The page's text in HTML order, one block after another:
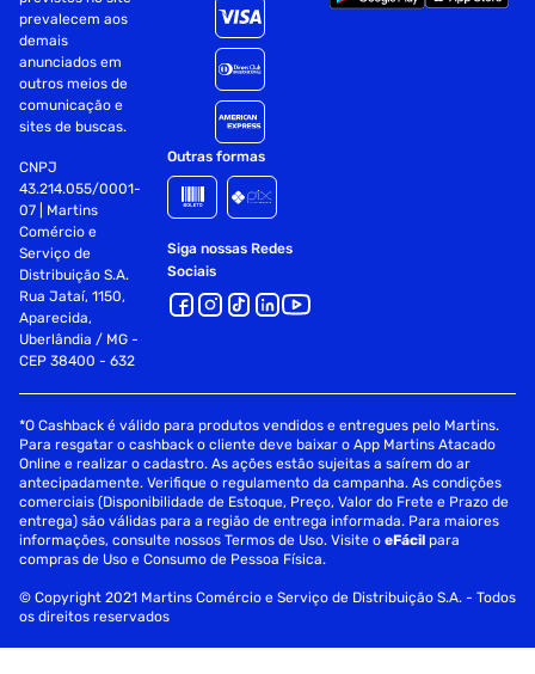
prevalecem aos
demais
anunciados em
outros meios de
comunicação e
sites de buscas.
CNPJ
43.214.055/0001-
07 | Martins
Comércio e
Serviço de
Distribuição S.A.
Rua Jataí, 1150,
Aparecida,
Uberlândia / MG -
CEP 38400 - 632
Outras formas
Siga nossas Redes
Sociais
*O Cashback é válido para produtos vendidos e entregues pelo Martins.
Para resgatar o cashback o cliente deve baixar o App Martins Atacado
Online e realizar o cadastro. As ações estão sujeitas a saírem do ar
antecipadamente. Verifique o regulamento da campanha. As condições
comerciais (Disponibilidade de Estoque, Preço, Valor do Frete e Prazo de
entrega) são válidas para a região de entrega informada. Para maiores
informações, consulte nossos Termos de Uso. Visite oeFácil para
compras de Uso e Consumo de Pessoa Física.
© Copyright 2021 Martins Comércio e Serviço de Distribuição S.A. - Todos
os direitos reservados